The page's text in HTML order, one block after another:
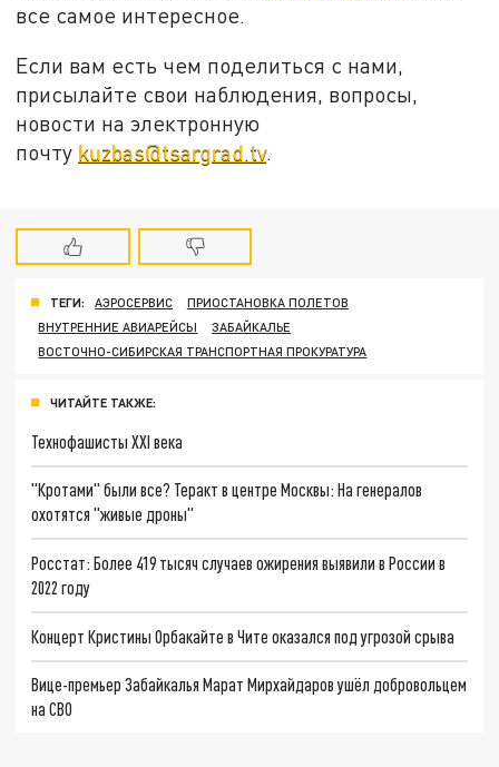
все самое интересное.
Если вам есть чем поделиться с нами,
присылайте свои наблюдения, вопросы,
новости на электронную
почту kuzbas@tsargrad.tv.
ТЕГИ: АЭРОСЕРВИС
ПРИОСТАНОВКА ПОЛЕТОВ
ВНУТРЕННИЕ АВИАРЕЙСЫ
ЗАБАЙКАЛЬЕ
ВОСТОЧНО-СИБИРСКАЯ ТРАНСПОРТНАЯ ПРОКУРАТУРА
ЧИТАЙТЕ ТАКЖЕ:
Технофашисты XXI века
"Кротами" были все? Теракт в центре Москвы: На генералов
охотятся "живые дроны"
Росстат: Более 419 тысяч случаев ожирения выявили в России в
2022 году
Концерт Кристины Орбакайте в Чите оказался под угрозой срыва
Вице-премьер Забайкалья Марат Мирхайдаров ушёл добровольцем
на СВО